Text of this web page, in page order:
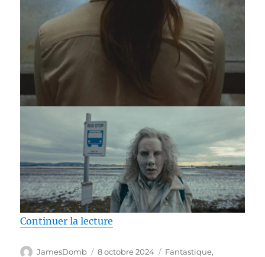
Continuer la lecture
Auteur
JamesDomb
Publié
8 octobre 2024 Catégories
Fantastique,